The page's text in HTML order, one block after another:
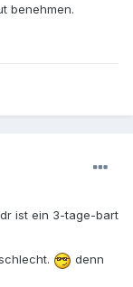
benehmen.
ist ein 3-tage-bart
denn